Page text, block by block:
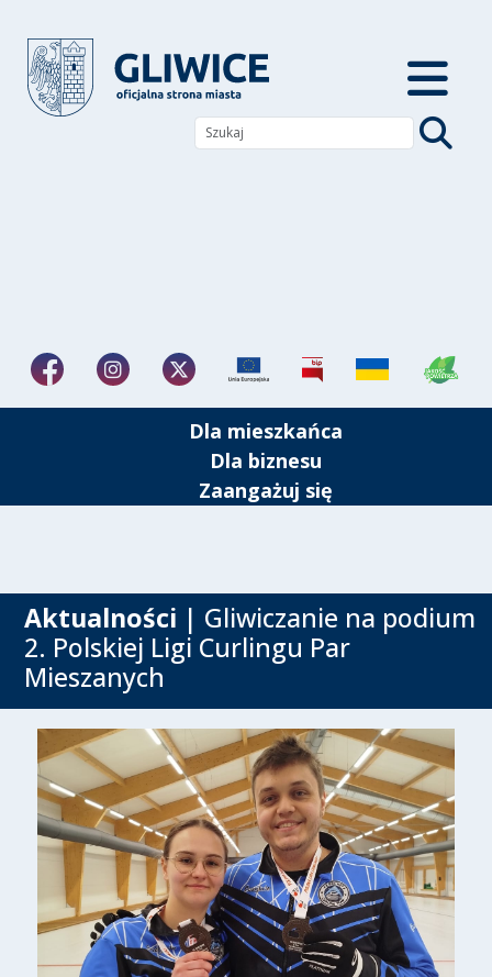
Dla mieszkańca
Dla biznesu
Zaangażuj się
Aktualności | Gliwiczanie na podium
2. Polskiej Ligi Curlingu Par
Mieszanych